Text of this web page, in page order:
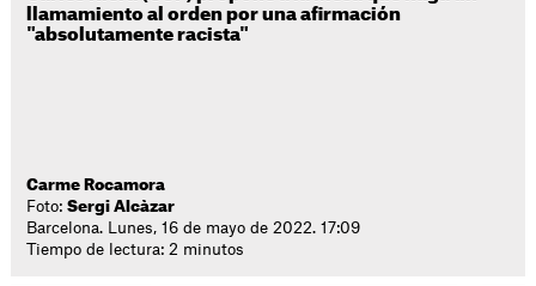
llamamiento al orden por una afirmación
"absolutamente racista"
Carme Rocamora
Foto:Sergi Alcàzar
Barcelona. Lunes, 16 de mayo de 2022. 17:09
Tiempo de lectura: 2 minutos